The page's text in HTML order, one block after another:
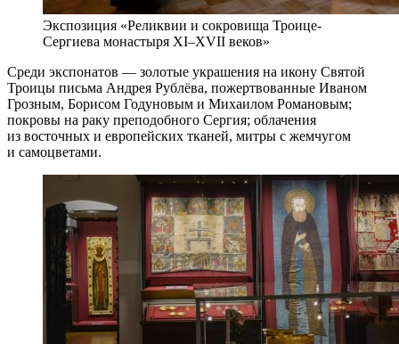
Экспозиция «Реликвии и сокровища Троице-
Сергиева монастыря XI–XVII веков»
Среди экспонатов — золотые украшения на икону Святой
Троицы письма Андрея Рублёва, пожертвованные Иваном
Грозным, Борисом Годуновым и Михаилом Романовым;
покровы на раку преподобного Сергия; облачения
из восточных и европейских тканей, митры с жемчугом
и самоцветами.